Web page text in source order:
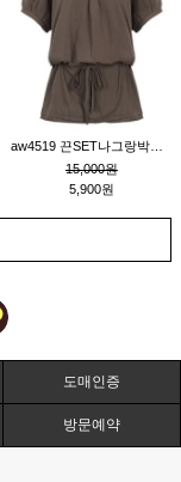
15,000원
5,900원
도매인증
방문예약